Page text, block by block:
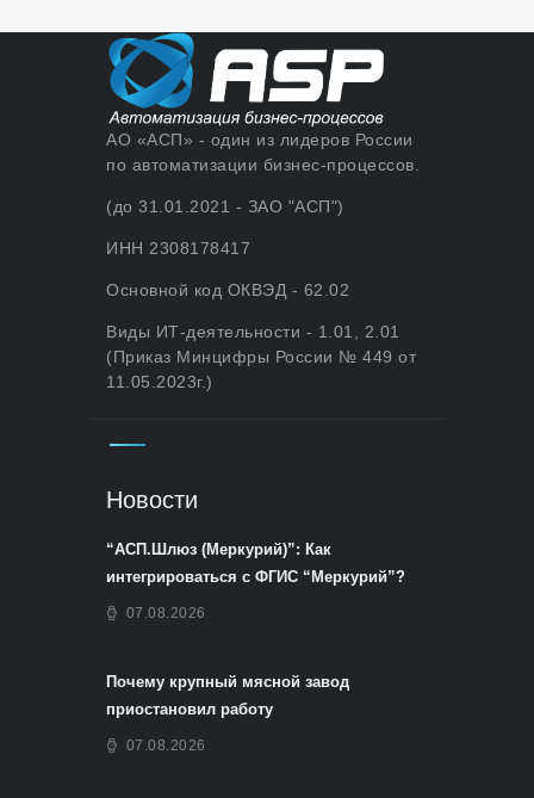
АО «АСП» - один из лидеров России
по автоматизации бизнес-процессов.
(до 31.01.2021 - ЗАО "АСП")
ИНН 2308178417
Основной код ОКВЭД - 62.02
Виды ИТ-деятельности - 1.01, 2.01
(Приказ Минцифры России № 449 от
11.05.2023г.)
Новости
“АСП.Шлюз (Меркурий)”: Как
интегрироваться с ФГИС “Меркурий”?
07.08.2026
Почему крупный мясной завод
приостановил работу
07.08.2026